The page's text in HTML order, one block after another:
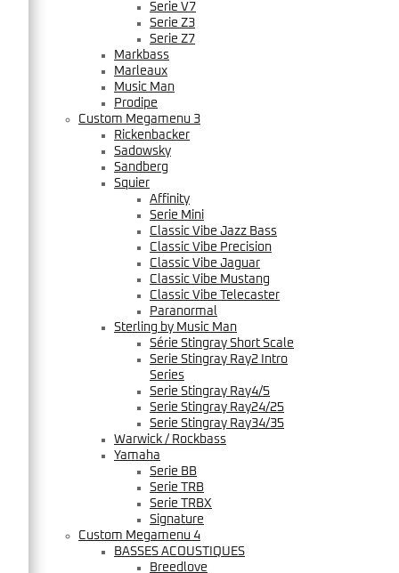
Serie V7
Serie Z3
Serie Z7
Markbass
Marleaux
Music Man
Prodipe
Custom Megamenu 3
Rickenbacker
Sadowsky
Sandberg
Squier
Affinity
Serie Mini
Classic Vibe Jazz Bass
Classic Vibe Precision
Classic Vibe Jaguar
Classic Vibe Mustang
Classic Vibe Telecaster
Paranormal
Sterling by Music Man
Série Stingray Short Scale
Serie Stingray Ray2 Intro
Series
Serie Stingray Ray4/5
Serie Stingray Ray24/25
Serie Stingray Ray34/35
Warwick / Rockbass
Yamaha
Serie BB
Serie TRB
Serie TRBX
Signature
Custom Megamenu 4
BASSES ACOUSTIQUES
Breedlove